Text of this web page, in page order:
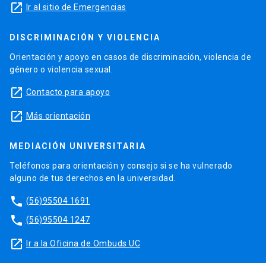
launch Ir al sitio de Emergencias
DISCRIMINACIÓN Y VIOLENCIA
Orientación y apoyo en casos de discriminación, violencia de
género o violencia sexual.
launch Contacto para apoyo
launch Más orientación
MEDIACIÓN UNIVERSITARIA
Teléfonos para orientación y consejo si se ha vulnerado
alguno de tus derechos en la universidad.
phone (56)95504 1691
phone (56)95504 1247
launch Ir a la Oficina de Ombuds UC